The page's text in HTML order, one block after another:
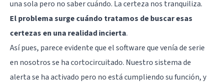
una sola pero no saber cuándo. La certeza nos tranquiliza.
El problema surge cuándo tratamos de buscar esas
certezas en una realidad incierta.
Así pues, parece evidente que el software que venía de serie
en nosotros se ha cortocircuitado. Nuestro sistema de
alerta se ha activado pero no está cumpliendo su función, y